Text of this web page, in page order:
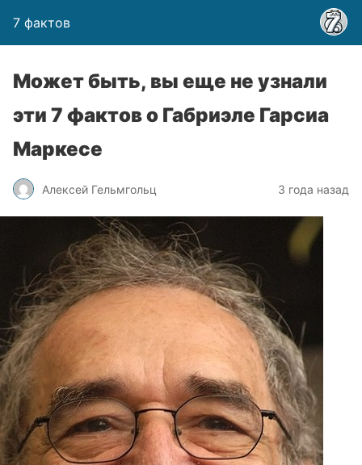
7 фактов
Может быть, вы еще не узнали
эти 7 фактов о Габриэле Гарсиа
Маркесе
Алексей Гельмгольц 3 года назад